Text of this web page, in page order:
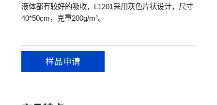
液体都有较好的吸收，L1201采用灰色片状设计，尺寸
40*50cm，克重200g/m²。
样品申请